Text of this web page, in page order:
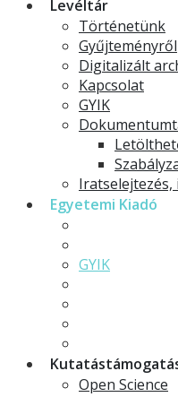
Levéltár
Történetünk
Gyűjteményről
Digitalizált
Kapcsolat
GYIK
Egyetemi Kiadó
GYIK
Open Science